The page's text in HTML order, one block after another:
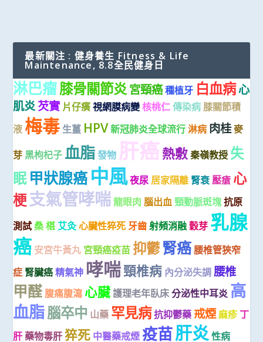
最新關注 : 健身養生 Fitness & Life
Maintenance, 8.8全民健身日
淋巴瘤膝骨關節炎宮頸癌種植牙 白血病心
肌炎芡實 片仔癀 視網膜病變 核桃仁 傳染病 膝關節積
液 梅毒 生薑 HPV新冠肺炎全球流行 淋病 肉桂麥
芽 黑枸杞子 血脂 發物 肝癌熱敷 秦嶺教授 失
眠 甲狀腺癌 中風夜尿 居家隔離 腎衰 壓瘡 心
梗支氣管哮喘 龍眼肉 腦出血 頸動脈斑塊 抗原
測試桑 椹 艾灸 心臟性猝死 牙齒 射頻消融 穀芽 乳腺
癌 安宮牛黃丸 宮頸癌疫苗 抑鬱腎癌 腰椎管狹窄
症 腎臟癌 精氣神 哮喘頸椎病 內分泌失調 腰椎
甲醛 腹痛腹瀉 心臟 護理老年臥床 分泌性中耳炎 高
血脂腦卒中 山藥 罕見病抗抑鬱藥 戒煙麻疹 丁
肝 藥物毒肝 猝死 中醫藥戒煙 疫苗肝炎性病